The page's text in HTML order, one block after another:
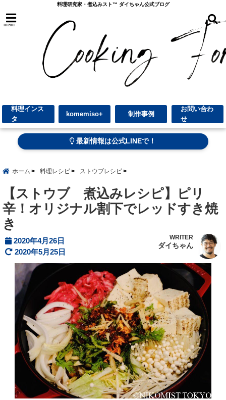
料理研究家・煮込みスト™︎ ダイちゃん公式ブログ
menu
料理インス
タ
komemiso+ 制作事例
お問い合わ
せ
最新情報は公式LINEで！
ホーム 料理レシピ ストウブレシピ
【ストウブ 煮込みレシピ】ピリ
辛！オリジナル割下でレッドすき焼
き
2020年4月26日
2020年5月25日
WRITER
ダイちゃん